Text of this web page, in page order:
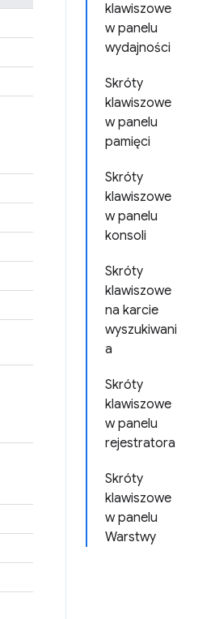
klawiszowe
w panelu
wydajności
Skróty
klawiszowe
w panelu
pamięci
Skróty
klawiszowe
w panelu
konsoli
Skróty
klawiszowe
na karcie
wyszukiwani
a
Skróty
klawiszowe
w panelu
rejestratora
Skróty
klawiszowe
w panelu
Warstwy